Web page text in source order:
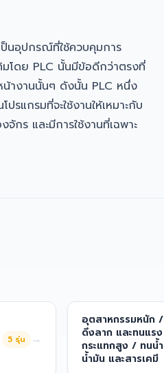
นอุปกรณ์ที่ใช้ควบคุมการ
มโดย PLC นั้นมีข้อดีกว่าตรงที่
หน้างานนั้นๆ ดังนั้น PLC หนึ่ง
แกรมที่จะใช้งานให้เหมาะกับ
กร และมีการใช้งานที่เฉพาะ
5 รุ่น →
อุตสาหกรรมหนัก /
ดึงลาก และทนแรง
กระแทกสูง / ทนน้ำ
น้ำมัน และสารเคมี